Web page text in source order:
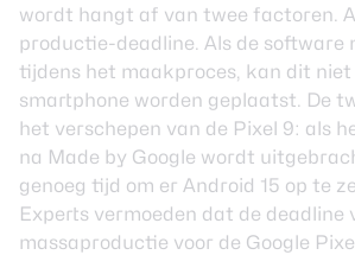
wordt hangt af van twee factoren.
productie-deadline. Als de software
tijdens het maakproces, kan dit niet
smartphone worden geplaatst. De
het verschepen van de Pixel 9: als
na Made by Google wordt
genoeg tijd om er Android 15 op te
Experts vermoeden dat de deadline
massaproductie voor de Google